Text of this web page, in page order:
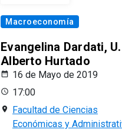
Macroeconomía
Evangelina Dardati, U.
Alberto Hurtado
16 de Mayo de 2019
17:00
Facultad de Ciencias
Económicas y